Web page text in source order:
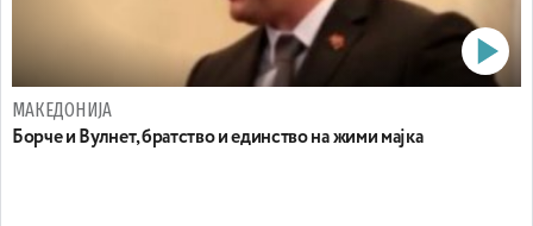
МАКЕДОНИЈА
Борче и Вулнет, братство и единство на жими мајка